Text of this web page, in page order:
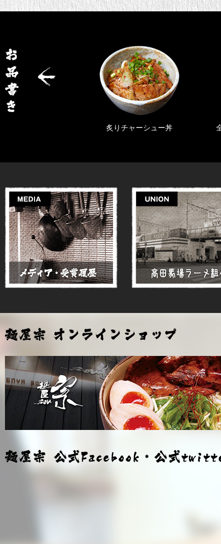
炙りチャーシュー丼